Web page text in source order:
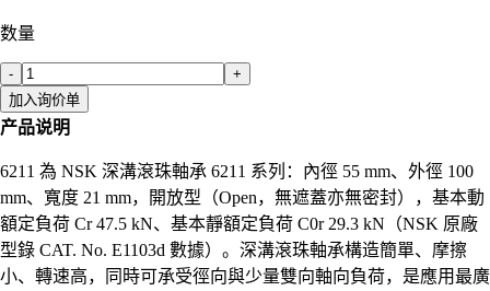
数量
-
+
加入询价单
产品说明
6211 為 NSK 深溝滾珠軸承 6211 系列：內徑 55 mm、外徑 100
mm、寬度 21 mm，開放型（Open，無遮蓋亦無密封），基本動
額定負荷 Cr 47.5 kN、基本靜額定負荷 C0r 29.3 kN（NSK 原廠
型錄 CAT. No. E1103d 數據）。深溝滾珠軸承構造簡單、摩擦
小、轉速高，同時可承受徑向與少量雙向軸向負荷，是應用最廣